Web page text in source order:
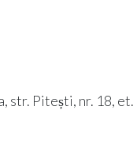
str. Pitești, nr. 18,